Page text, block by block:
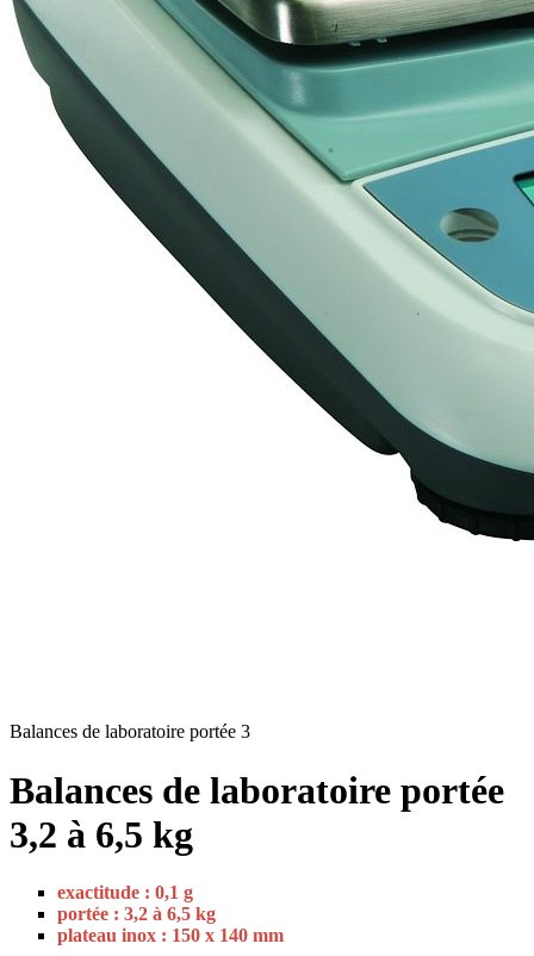
Balances de laboratoire portée 3
Balances de laboratoire portée
3,2 à 6,5 kg
exactitude : 0,1 g
portée : 3,2 à 6,5 kg
plateau inox : 150 x 140 mm